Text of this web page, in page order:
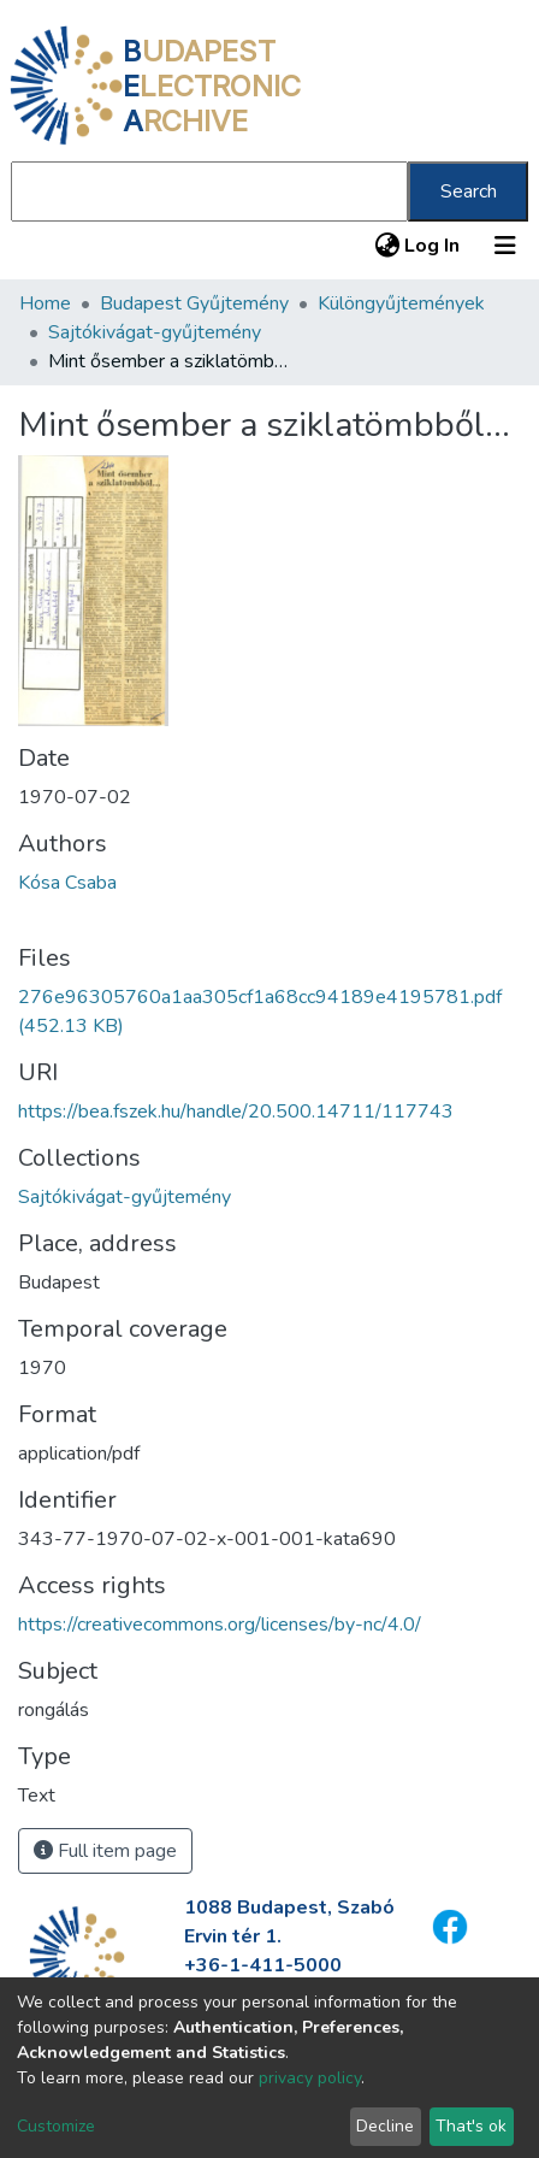
BUDAPEST
ELECTRONIC
ARCHIVE
Search
Log In (current)
Communities & Collections
All of DSpace
About us
Home Budapest Gyűjtemény
Különgyűjtemények
Sajtókivágat-gyűjtemény
Mint ősember a sziklatömbből...
Mint ősember a sziklatömbből...
Date
1970-07-02
Authors
Kósa Csaba
Files
276e96305760a1aa305cf1a68cc94189e4195781.pdf
(452.13 KB)
URI
https://bea.fszek.hu/handle/20.500.14711/117743
Collections
Sajtókivágat-gyűjtemény
Place, address
Budapest
Temporal coverage
1970
Format
application/pdf
Identifier
343-77-1970-07-02-x-001-001-kata690
Access rights
https://creativecommons.org/licenses/by-nc/4.0/
Subject
rongálás
Type
Text
Full item page
1088 Budapest, Szabó
Ervin tér 1.
+36-1-411-5000
info@fszek.hu
https://fszek.hu
We collect and process your personal information for the
following purposes: Authentication, Preferences,
Acknowledgement and Statistics.
To learn more, please read our privacy policy.
Customize Decline That's ok